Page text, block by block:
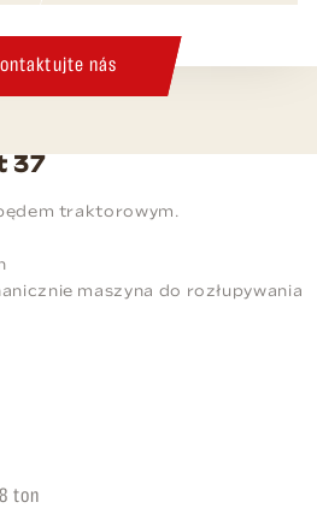
nás
37
traktorowym.
maszyna do rozłupywania
ton